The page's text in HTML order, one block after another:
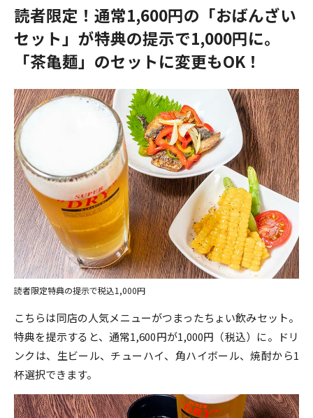
読者限定！通常1,600円の「おばんざい
セット」が特典の提示で1,000円に。
「茶亀麺」のセットに変更もOK！
読者限定特典の提示で税込1,000円
こちらは同店の人気メニューがつまったちょい飲みセット。
特典を提示すると、通常1,600円が1,000円（税込）に。ドリ
ンクは、生ビール、チューハイ、角ハイボール、焼酎から1
杯選択できます。